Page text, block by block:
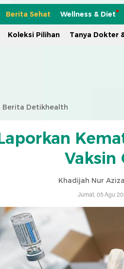
Berita Sehat Wellness & Diet
Koleksi Pilihan Tanya Dokter
Berita Detikhealth
Vaksin
Khadijah Nur
Jumat, 05 Agu